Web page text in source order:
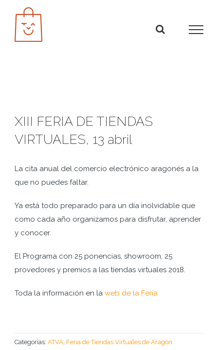
contenido
XIII FERIA DE TIENDAS
VIRTUALES, 13 abril
La cita anual del comercio electrónico aragonés a la
que no puedes faltar.
Ya está todo preparado para un día inolvidable que
como cada año organizamos para disfrutar, aprender
y conocer.
El Programa con 25 ponencias, showroom, 25
provedores y premios a las tiendas virtuales 2018.
Toda la información en la web de la Feria
Categorías: ATVA, Feria de Tiendas Virtuales de Aragón